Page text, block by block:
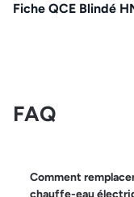
Fiche QCE Blindé
FAQ
Comment
chauffe-eau